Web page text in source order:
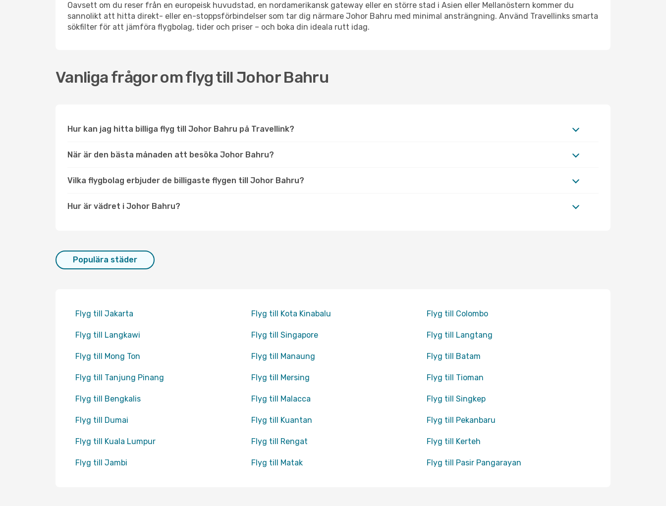
Oavsett om du reser från en europeisk huvudstad, en nordamerikansk gateway eller en större stad i Asien eller Mellanöstern kommer du
sannolikt att hitta direkt- eller en-stoppsförbindelser som tar dig närmare Johor Bahru med minimal ansträngning. Använd Travellinks smarta
sökfilter för att jämföra flygbolag, tider och priser – och boka din ideala rutt idag.
Vanliga frågor om flyg till Johor Bahru
Hur kan jag hitta billiga flyg till Johor Bahru på Travellink?
När är den bästa månaden att besöka Johor Bahru?
Vilka flygbolag erbjuder de billigaste flygen till Johor Bahru?
Hur är vädret i Johor Bahru?
Populära städer
Flyg till Jakarta Flyg till Kota Kinabalu Flyg till Colombo
Flyg till Langkawi Flyg till Singapore Flyg till Langtang
Flyg till Mong Ton Flyg till Manaung Flyg till Batam
Flyg till Tanjung Pinang Flyg till Mersing Flyg till Tioman
Flyg till Bengkalis Flyg till Malacca Flyg till Singkep
Flyg till Dumai Flyg till Kuantan Flyg till Pekanbaru
Flyg till Kuala Lumpur Flyg till Rengat Flyg till Kerteh
Flyg till Jambi Flyg till Matak Flyg till Pasir Pangarayan